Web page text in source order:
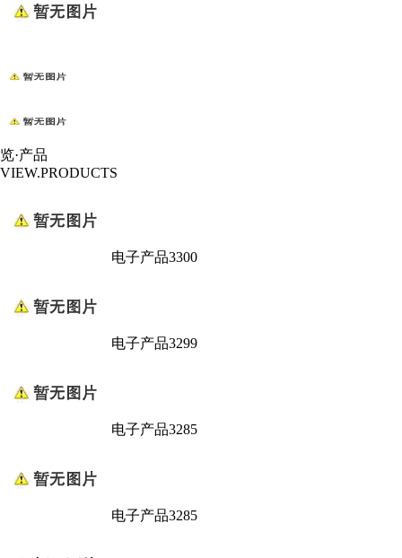
览·产品
VIEW.PRODUCTS
电子产品3300
电子产品3299
电子产品3285
电子产品3285